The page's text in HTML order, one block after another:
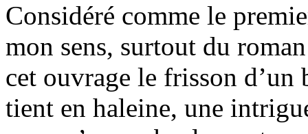
Considéré comme le
mon sens, surtout du
cet ouvrage le frisson
tient en haleine, une